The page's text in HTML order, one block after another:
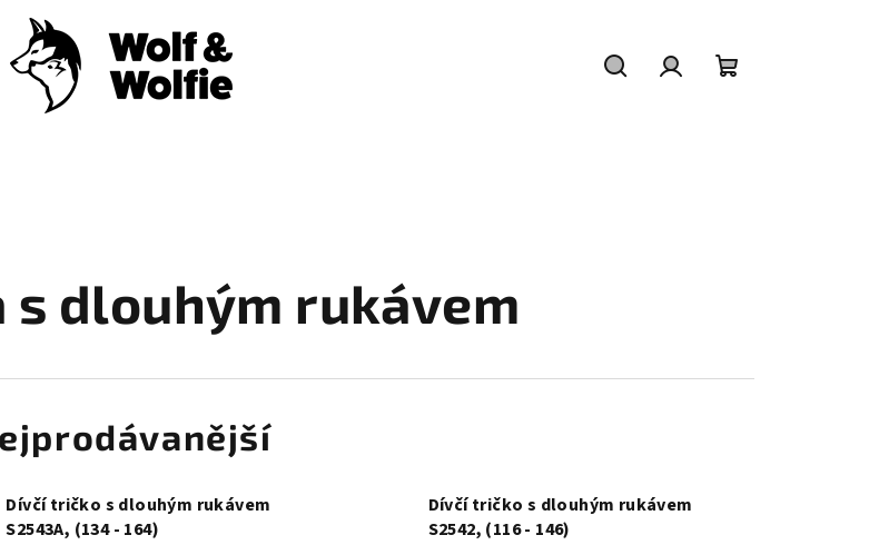
s dlouhým rukávem
Dívčí tričko s dlouhým rukávem
S2543A, (134 - 164)
Dívčí tričko s dlouhým rukávem
S2542, (116 - 146)